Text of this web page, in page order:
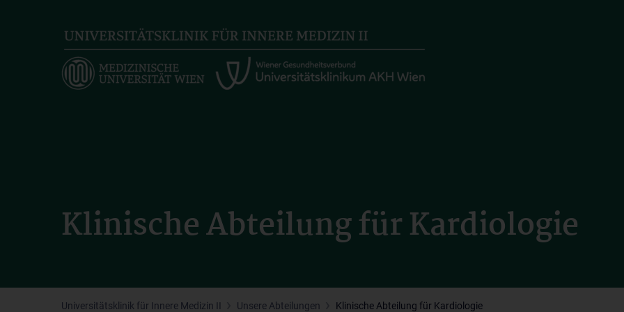
Klinische Abteilung für Kardiologie
Universitätsklinik für Innere Medizin II Unsere Abteilungen Klinische Abteilung für Kardiologie